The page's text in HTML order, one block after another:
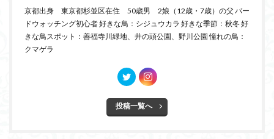
京都出身 東京都杉並区在住 50歳男 2娘（12歳・7歳）の父 バー
ドウォッチング初心者 好きな鳥：シジュウカラ 好きな季節：秋冬 好
きな鳥スポット：善福寺川緑地、井の頭公園、野川公園 憧れの鳥：
クマゲラ
投稿一覧へ